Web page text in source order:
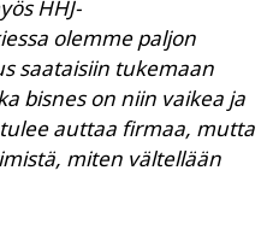
HHJ-
olemme paljon
saataisiin tukemaan
bisnes on niin vaikea ja
auttaa firmaa, mutta
miten vältellään